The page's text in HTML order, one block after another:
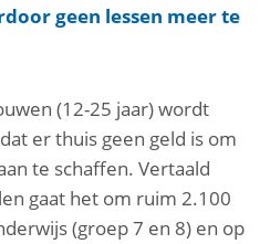
geen lessen meer te
(12-25 jaar) wordt
er thuis geen geld is om
te schaffen. Vertaald
gaat het om ruim 2.100
(groep 7 en 8) en op